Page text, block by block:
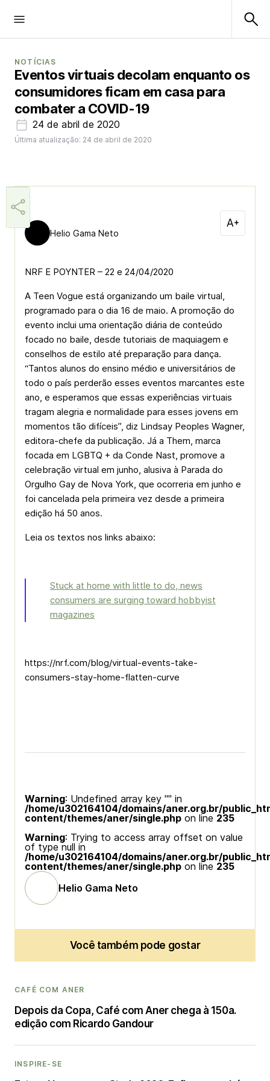
NOTÍCIAS
Eventos virtuais decolam enquanto os
consumidores ficam em casa para
combater a COVID-19
24 de abril de 2020
Última atualização: 24 de abril de 2020
Helio Gama Neto
NRF E POYNTER – 22 e 24/04/2020
A Teen Vogue está organizando um baile virtual,
programado para o dia 16 de maio. A promoção do
evento inclui uma orientação diária de conteúdo
focado no baile, desde tutoriais de maquiagem e
conselhos de estilo até preparação para dança.
“Tantos alunos do ensino médio e universitários de
todo o país perderão esses eventos marcantes este
ano, e esperamos que essas experiências virtuais
tragam alegria e normalidade para esses jovens em
momentos tão difíceis”, diz Lindsay Peoples Wagner,
editora-chefe da publicação. Já a Them, marca
focada em LGBTQ + da Conde Nast, promove a
celebração virtual em junho, alusiva à Parada do
Orgulho Gay de Nova York, que ocorreria em junho e
foi cancelada pela primeira vez desde a primeira
edição há 50 anos.
Leia os textos nos links abaixo:
Stuck at home with little to do, news
consumers are surging toward hobbyist
magazines
https://nrf.com/blog/virtual-events-take-
consumers-stay-home-flatten-curve
Warning: Undefined array key "" in
/home/u302164104/domains/aner.org.br/
content/themes/aner/single.php on line 235
Warning: Trying to access array offset on value
of type null in
/home/u302164104/domains/aner.org.br/
content/themes/aner/single.php on line 235
Helio Gama Neto
Você também pode gostar
CAFÉ COM ANER
Depois da Copa, Café com Aner chega à 150a.
edição com Ricardo Gandour
INSPIRE-SE